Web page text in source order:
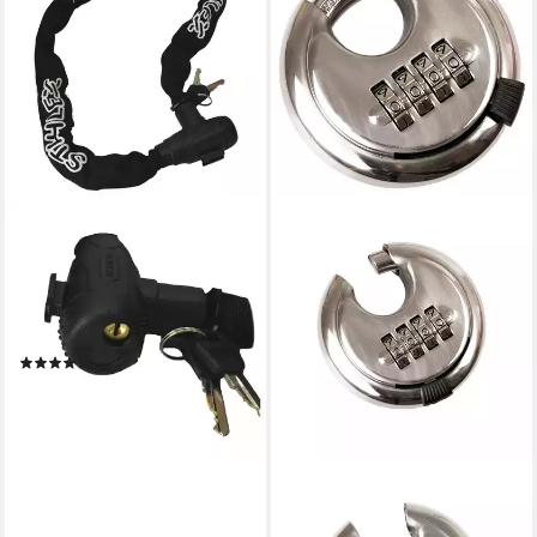
Kabelschloss Motorradschloss
massiv schwarz 100cm
Fahrradschloss mit 2
Schlüsseln
lieferbar - in 4-5 Werktagen bei dir
Vorhängeschloss Edelstahl